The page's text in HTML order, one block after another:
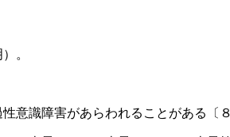
。
意識障害があらわれることがある〔８